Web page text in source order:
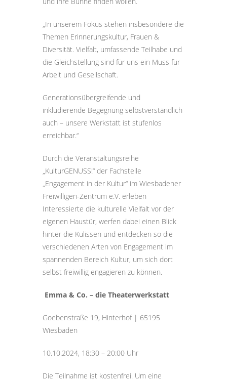
„In unserem Fokus stehen insbesondere die
Themen Erinnerungskultur, Frauen &
Diversität. Vielfalt, umfassende Teilhabe und
die Gleichstellung sind für uns ein Muss für
Arbeit und Gesellschaft.
Generationsübergreifende und
inkludierende Begegnung selbstverständlich
auch – unsere Werkstatt ist stufenlos
erreichbar.“
Durch die Veranstaltungsreihe
„KulturGENUSS!“ der Fachstelle
„Engagement in der Kultur“ im Wiesbadener
Freiwilligen-Zentrum e.V. erleben
Interessierte die kulturelle Vielfalt vor der
eigenen Haustür, werfen dabei einen Blick
hinter die Kulissen und entdecken so die
verschiedenen Arten von Engagement im
spannenden Bereich Kultur, um sich dort
selbst freiwillig engagieren zu können.
Emma & Co. – die Theaterwerkstatt
Goebenstraße 19, Hinterhof | 65195
Wiesbaden
10.10.2024, 18:30 – 20:00 Uhr
Die Teilnahme ist kostenfrei. Um eine